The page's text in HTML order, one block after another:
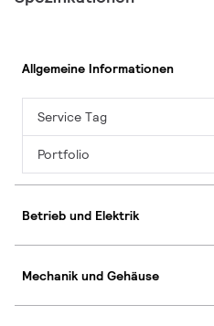
Allgemeine Informationen
Service Tag
Portfolio
Betrieb und Elektrik
Mechanik und Gehäuse